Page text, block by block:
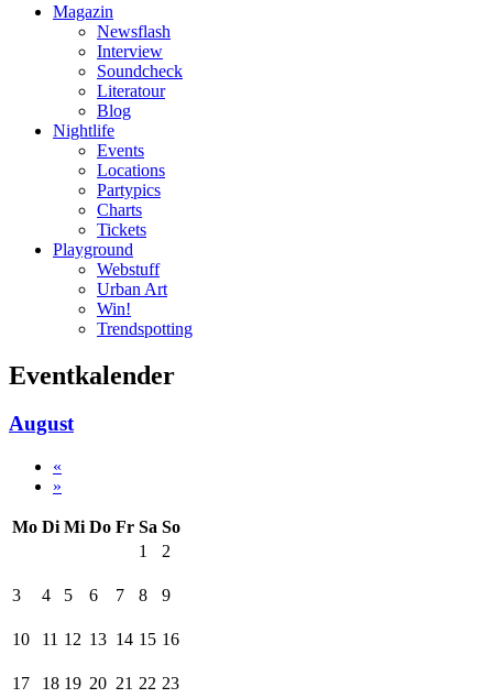
Magazin
Newsflash
Interview
Soundcheck
Literatour
Blog
Nightlife
Events
Locations
Partypics
Charts
Tickets
Playground
Webstuff
Urban Art
Win!
Trendspotting
Eventkalender
August
«
»
Mo Di Mi Do Fr Sa So
1
2
3 4 5 6 7 8 9
10 11 12 13 14 15 16
17 18 19 20 21 22 23